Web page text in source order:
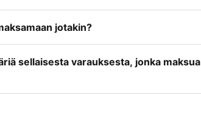
jotakin?
sellaisesta varauksesta, jonka maksua